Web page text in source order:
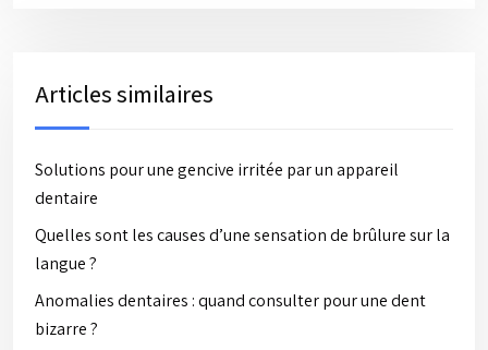
Articles similaires
Solutions pour une gencive irritée par un appareil
dentaire
Quelles sont les causes d’une sensation de brûlure sur la
langue ?
Anomalies dentaires : quand consulter pour une dent
bizarre ?